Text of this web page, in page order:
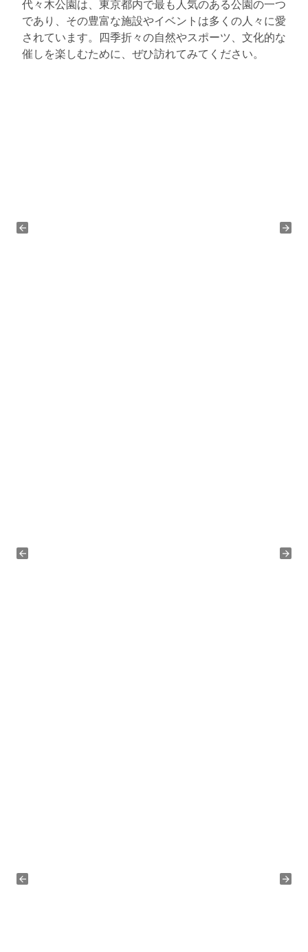
代々木公園は、東京都内で最も人気のある公園の一つ
であり、その豊富な施設やイベントは多くの人々に愛
されています。四季折々の自然やスポーツ、文化的な
催しを楽しむために、ぜひ訪れてみてください。